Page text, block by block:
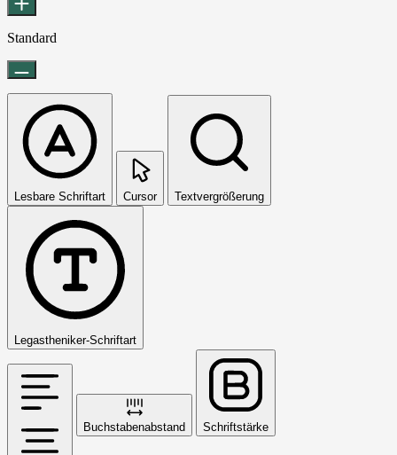
Standard
Lesbare Schriftart Cursor Textvergrößerung
Legastheniker-Schriftart
Buchstabenabstand Schriftstärke